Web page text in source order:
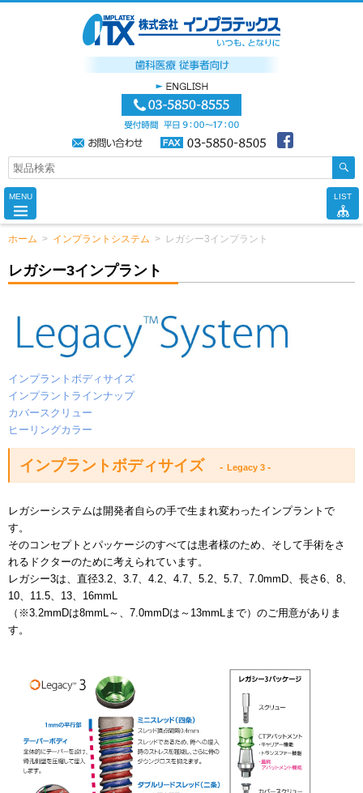
MENU LIST
ホーム > インプラントシステム > レガシー3インプラント
レガシー3インプラント
インプラントボディサイズ
インプラントラインナップ
カバースクリュー
ヒーリングカラー
インプラントボディサイズ - Legacy 3 -
レガシーシステムは開発者自らの手で生まれ変わったインプラントで
す。
そのコンセプトとパッケージのすべては患者様のため、そして手術をさ
れるドクターのために考えられています。
レガシー3は、直径3.2、3.7、4.2、4.7、5.2、5.7、7.0mmD、長さ6、8、
10、11.5、13、16mmL
（※3.2mmDは8mmL～、7.0mmDは～13mmLまで）のご用意がありま
す。